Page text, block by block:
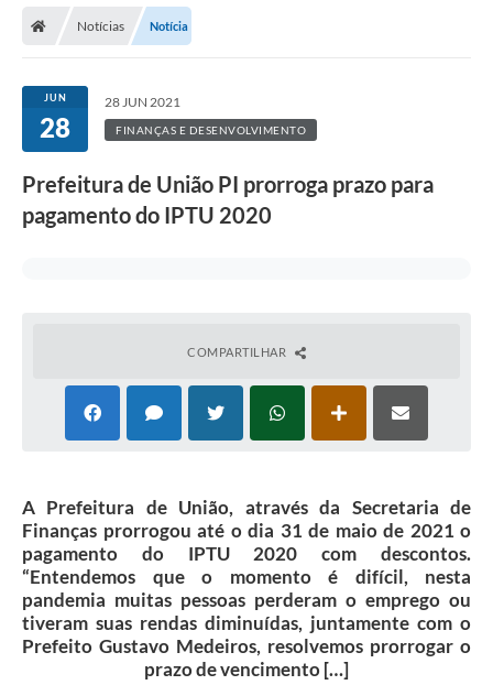
Notícias Notícia
JUN
28
28 JUN 2021
FINANÇAS E DESENVOLVIMENTO
Prefeitura de União PI prorroga prazo para
pagamento do IPTU 2020
COMPARTILHAR
A Prefeitura de União, através da Secretaria de
Finanças prorrogou até o dia 31 de maio de 2021 o
pagamento do IPTU 2020 com descontos.
“Entendemos que o momento é difícil, nesta
pandemia muitas pessoas perderam o emprego ou
tiveram suas rendas diminuídas, juntamente com o
Prefeito Gustavo Medeiros, resolvemos prorrogar o
prazo de vencimento […]